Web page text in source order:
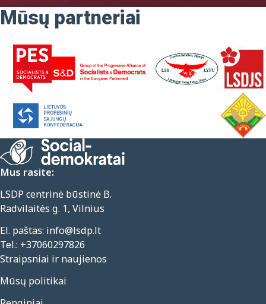
Mūsų partneriai
Mus rasite:
LSDP centrinė būstinė B.
Radvilaitės g. 1, Vilnius
El. paštas: info@lsdp.lt
Tel.: +37060297826
Straipsniai ir naujienos
Mūsų politikai